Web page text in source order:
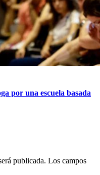
por una escuela basada
publicada. Los campos